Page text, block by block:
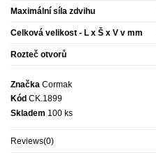
Maximální síla zdvihu
Celková velikost - L x Š x V v mm
Rozteč otvorů
Značka Cormak
Kód CK.1899
Skladem 100 ks
Reviews(0)